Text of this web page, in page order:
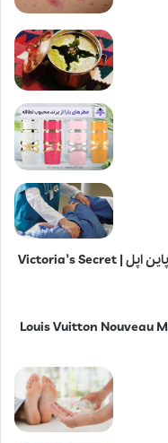
بادی اسپلش ویکتوریا سکرت اسکوئیز آف پاین اپل | Victoria’s Secret